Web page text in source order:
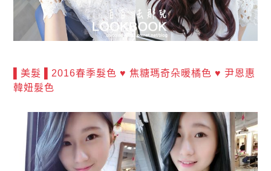
▌美髮 ▌2016春季髮色 ♥ 焦糖瑪奇朵暖橘色 ♥ 尹恩惠
韓妞髮色